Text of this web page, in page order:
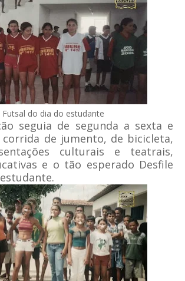
Futsal do dia do estudante
seguia de segunda a sexta e
corrida de jumento, de bicicleta,
culturais e teatrais,
e o tão esperado Desfile